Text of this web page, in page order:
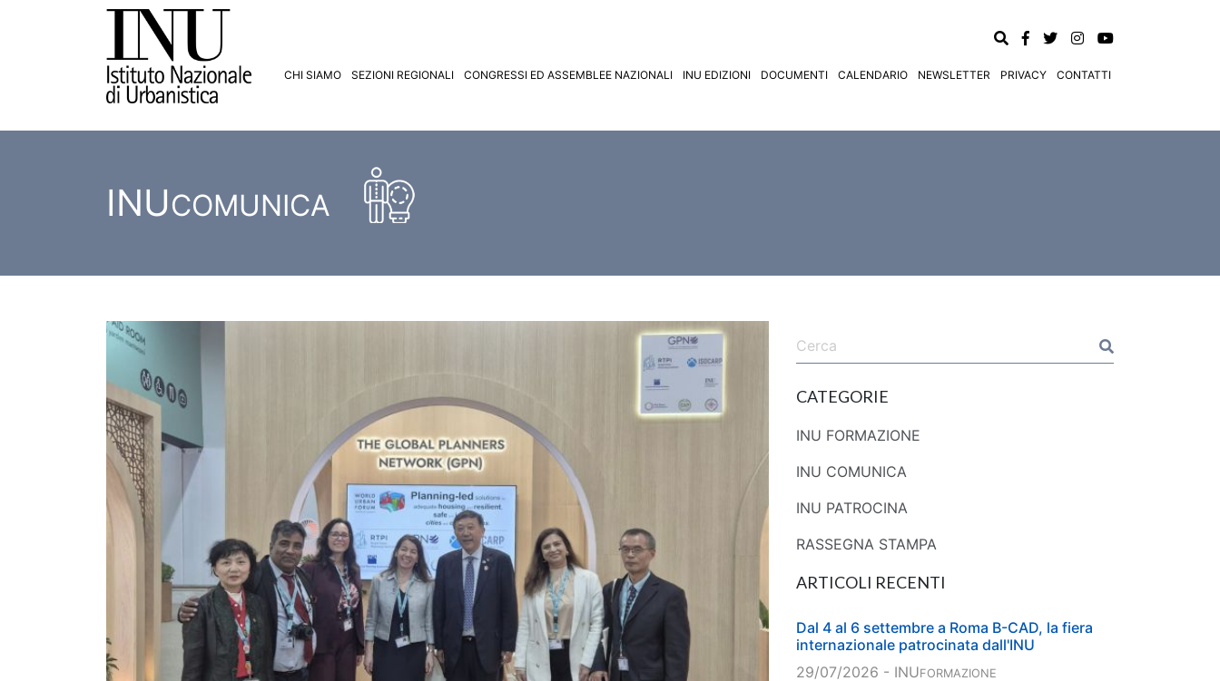
CHI SIAMO SEZIONI REGIONALI CONGRESSI ED ASSEMBLEE NAZIONALI INU EDIZIONI DOCUMENTI CALENDARIO NEWSLETTER PRIVACY CONTATTI
INUCOMUNICA
CATEGORIE
INU FORMAZIONE
INU COMUNICA
INU PATROCINA
RASSEGNA STAMPA
ARTICOLI RECENTI
Dal 4 al 6 settembre a Roma B-CAD, la fiera
internazionale patrocinata dall'INU
29/07/2026 - INUFORMAZIONE